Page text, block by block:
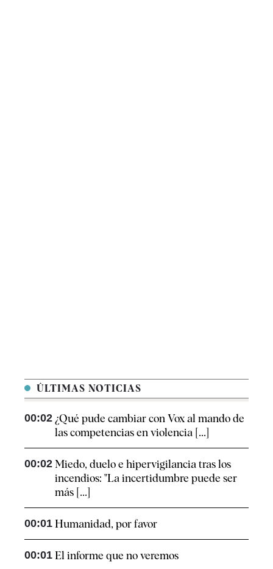
ÚLTIMAS NOTICIAS
00:02 ¿Qué pude cambiar con Vox al mando de
las competencias en violencia [...]
00:02 Miedo, duelo e hipervigilancia tras los
incendios: "La incertidumbre puede ser
más [...]
00:01 Humanidad, por favor
00:01 El informe que no veremos